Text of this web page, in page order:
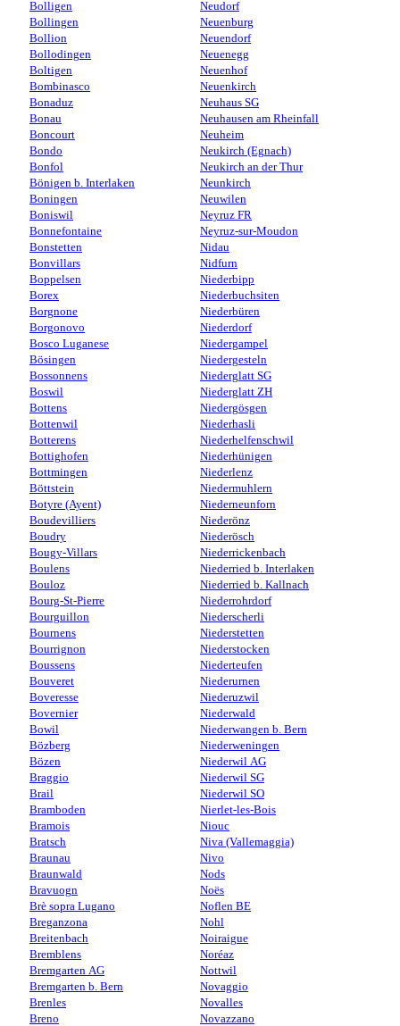
Bolligen
Bollingen
Bollion
Bollodingen
Boltigen
Bombinasco
Bonaduz
Bonau
Boncourt
Bondo
Bonfol
Bönigen b. Interlaken
Boningen
Boniswil
Bonnefontaine
Bonstetten
Bonvillars
Boppelsen
Borex
Borgnone
Borgonovo
Bosco Luganese
Bösingen
Bossonnens
Boswil
Bottens
Bottenwil
Botterens
Bottighofen
Bottmingen
Böttstein
Botyre (Ayent)
Boudevilliers
Boudry
Bougy-Villars
Boulens
Bouloz
Bourg-St-Pierre
Bourguillon
Bournens
Bourrignon
Boussens
Bouveret
Boveresse
Bovernier
Bowil
Bözberg
Bözen
Braggio
Brail
Bramboden
Bramois
Bratsch
Braunau
Braunwald
Bravuogn
Brè sopra Lugano
Breganzona
Breitenbach
Bremblens
Bremgarten AG
Bremgarten b. Bern
Brenles
Breno
Neudorf
Neuenburg
Neuendorf
Neuenegg
Neuenhof
Neuenkirch
Neuhaus SG
Neuhausen am Rheinfall
Neuheim
Neukirch (Egnach)
Neukirch an der Thur
Neunkirch
Neuwilen
Neyruz FR
Neyruz-sur-Moudon
Nidau
Nidfurn
Niederbipp
Niederbuchsiten
Niederbüren
Niederdorf
Niedergampel
Niedergesteln
Niederglatt SG
Niederglatt ZH
Niedergösgen
Niederhasli
Niederhelfenschwil
Niederhünigen
Niederlenz
Niedermuhlern
Niederneunforn
Niederönz
Niederösch
Niederrickenbach
Niederried b. Interlaken
Niederried b. Kallnach
Niederrohrdorf
Niederscherli
Niederstetten
Niederstocken
Niederteufen
Niederurnen
Niederuzwil
Niederwald
Niederwangen b. Bern
Niederweningen
Niederwil AG
Niederwil SG
Niederwil SO
Nierlet-les-Bois
Niouc
Niva (Vallemaggia)
Nivo
Nods
Noës
Noflen BE
Nohl
Noiraigue
Noréaz
Nottwil
Novaggio
Novalles
Novazzano